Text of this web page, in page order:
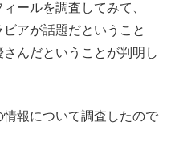
ールを調査してみて、
ビアが話題だということ
んだということが判明し
報について調査したので